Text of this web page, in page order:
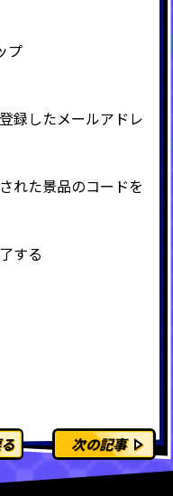
プ
録したメールアドレ
れた景品のコードを
する
次の記事